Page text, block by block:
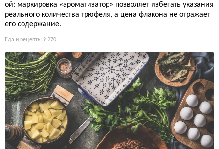
ой: маркировка «ароматизатор» позволяет избегать указания
реального количества трюфеля, а цена флакона не отражает
его содержание.
Еда и рецепты 9 270